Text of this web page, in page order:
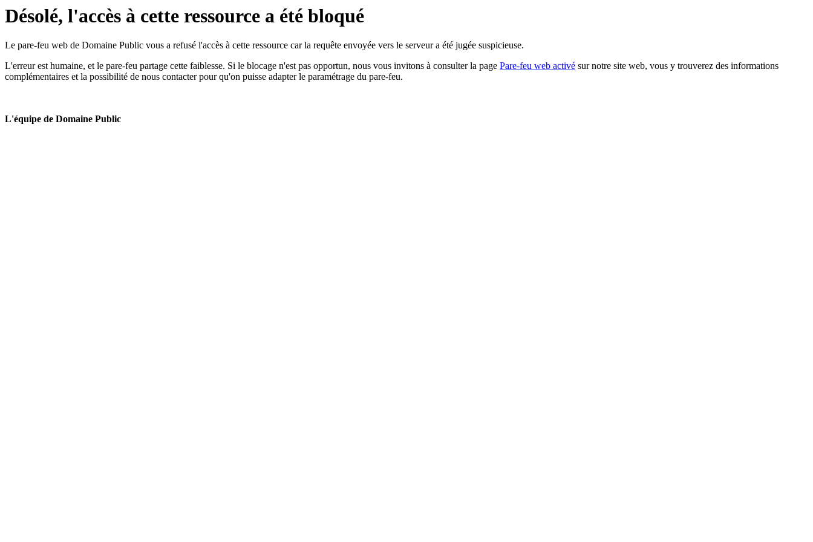
Désolé, l'accès à cette ressource a été bloqué
Le pare-feu web de Domaine Public vous a refusé l'accès à cette ressource car la requête envoyée vers le serveur a été jugée suspicieuse.
L'erreur est humaine, et le pare-feu partage cette faiblesse. Si le blocage n'est pas opportun, nous vous invitons à consulter la page Pare-feu web activé sur notre site web, vous y trouverez des informations
complémentaires et la possibilité de nous contacter pour qu'on puisse adapter le paramétrage du pare-feu.
L'équipe de Domaine Public